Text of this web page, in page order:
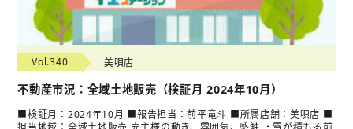
Vol.340 美唄店
不動産市況：全域土地販売（検証月 2024年10月）
■検証月：2024年10月 ■報告担当：前平竜斗 ■所属店舗：美唄店 ■